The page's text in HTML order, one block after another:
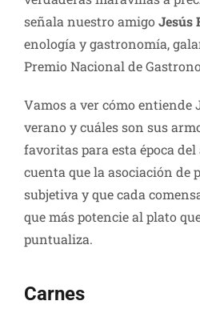
señala nuestro amigoJesús
enología y gastronomía,
Premio Nacional de
Vamos a ver cómo entiende
verano y cuáles son sus
favoritas para esta época del
cuenta que la asociación de
subjetiva y que cada
que más potencie al plato
puntualiza.
Carnes